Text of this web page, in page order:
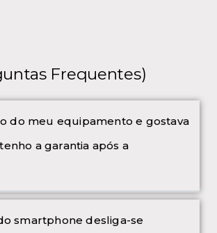
Frequentes)
do meu equipamento e gostava
a garantia após a
smartphone desliga-se